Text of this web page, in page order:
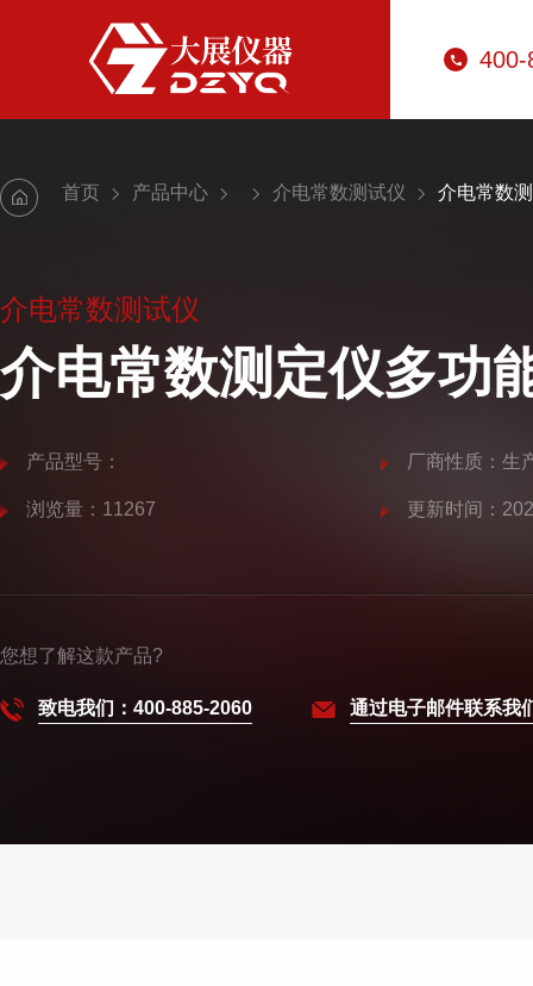
400-
首页 产品中心 介电常数测试仪 介电常数
介电常数测试仪
介电常数测定仪多功
产品型号： 厂商性质：生
浏览量：11267 更新时间：
您想了解这款产品?
致电我们：400-885-2060 通过电子邮件联系我